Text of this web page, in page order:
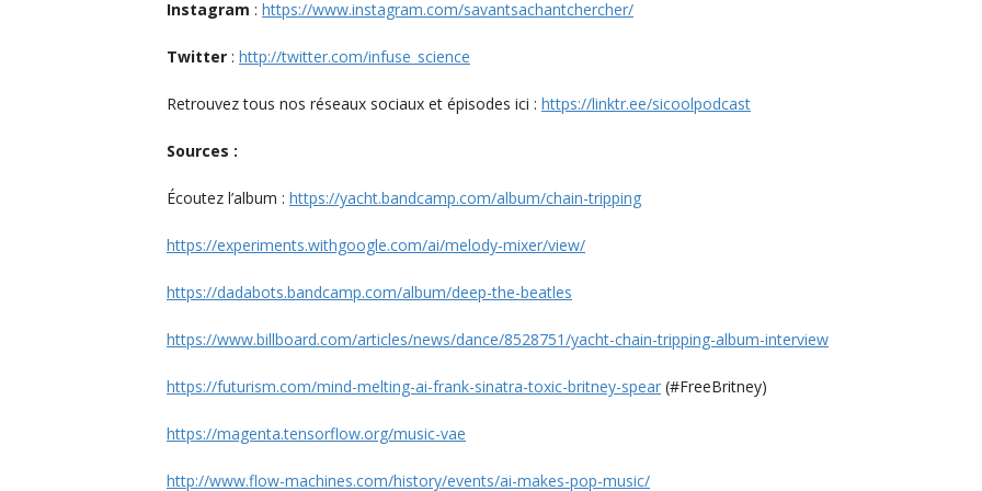
Instagram : https://www.instagram.com/savantsachantchercher/
Twitter : http://twitter.com/infuse_science
Retrouvez tous nos réseaux sociaux et épisodes ici : https://linktr.ee/sicoolpodcast
Sources :
Écoutez l’album : https://yacht.bandcamp.com/album/chain-tripping
https://experiments.withgoogle.com/ai/melody-mixer/view/
https://dadabots.bandcamp.com/album/deep-the-beatles
https://www.billboard.com/articles/news/dance/8528751/yacht-chain-tripping-album-interview
https://futurism.com/mind-melting-ai-frank-sinatra-toxic-britney-spear (#FreeBritney)
https://magenta.tensorflow.org/music-vae
http://www.flow-machines.com/history/events/ai-makes-pop-music/